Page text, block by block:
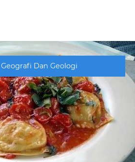
Dan Geologi